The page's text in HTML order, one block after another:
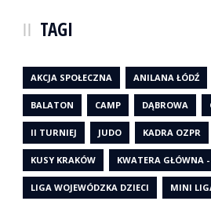
TAGI
AKCJA SPOŁECZNA ANILANA ŁÓDŹ
BALATON CAMP DĄBROWA
II TURNIEJ JUDO KADRA OZPR
KUSY KRAKÓW KWATERA GŁÓWNA -
LIGA WOJEWÓDZKA DZIECI MINI